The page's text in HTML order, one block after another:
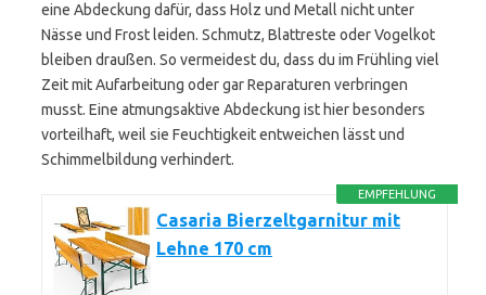
eine Abdeckung dafür, dass Holz und Metall nicht unter
Nässe und Frost leiden. Schmutz, Blattreste oder Vogelkot
bleiben draußen. So vermeidest du, dass du im Frühling viel
Zeit mit Aufarbeitung oder gar Reparaturen verbringen
musst. Eine atmungsaktive Abdeckung ist hier besonders
vorteilhaft, weil sie Feuchtigkeit entweichen lässt und
Schimmelbildung verhindert.
EMPFEHLUNG
Casaria Bierzeltgarnitur mit
Lehne 170 cm